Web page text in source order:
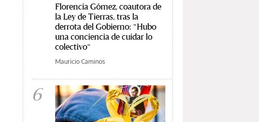
Florencia Gómez, coautora de
la Ley de Tierras, tras la
derrota del Gobierno: "Hubo
una conciencia de cuidar lo
colectivo"
Mauricio Caminos
6